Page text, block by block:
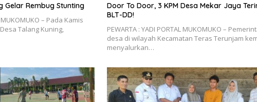
Gelar Rembug Stunting
MUKOMUKO – Pada Kamis
Talang Kuning,
Door To Door, 3 KPM Desa Mekar Jaya
BLT-DD!
PEWARTA : YADI PORTAL MUKOMUKO –
desa di wilayah Kecamatan Teras Terunjam
menyalurkan…